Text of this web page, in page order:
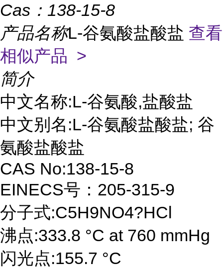
Cas： 138-15-8
产品名称L-谷氨酸盐酸盐 查看
相似产品 >
简介
中文名称:L-谷氨酸,盐酸盐
中文别名:L-谷氨酸盐酸盐; 谷
氨酸盐酸盐
CAS No:138-15-8
EINECS号：205-315-9
分子式:C5H9NO4?HCl
沸点:333.8 °C at 760 mmHg
闪光点:155.7 °C